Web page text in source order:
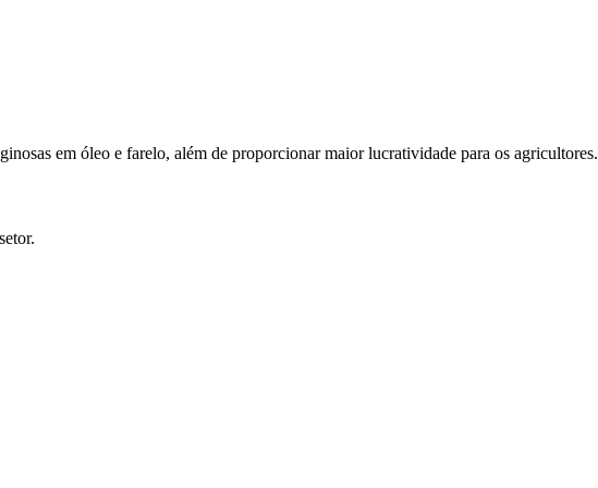
em óleo e farelo, além de proporcionar maior lucratividade para os agricultores.